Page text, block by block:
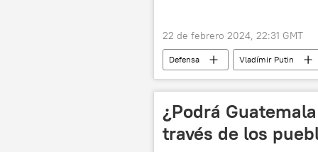
22 de febrero 2024, 22:31 GMT
Defensa Vladímir Putin
📰 Operación rusa de
¿Podrá
través de los